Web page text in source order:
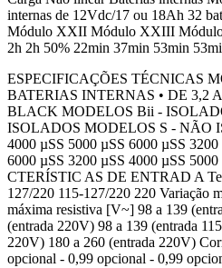
internas de 12Vdc/17 ou 18Ah 32
Módulo XXII Módulo XXIII
2h 2h 50% 22min 37min 53min
ESPECIFICAÇÕES TÉCNICAS
BATERIAS INTERNAS • DE 3,2
BLACK MODELOS Bii -
ISOLADOS MODELOS S - NÃO
4000 µSS 5000 µSS 6000 µSS
6000 µSS 3200 µSS 4000 µSS
CTERÍSTIC AS DE ENTRAD A
127/220 115-127/220 220 Variação
máxima resistiva [V~] 98 a 139
(entrada 220V) 98 a 139 (entrada
220V) 180 a 260 (entrada 220V)
opcional - 0,99 opcional - 0,99